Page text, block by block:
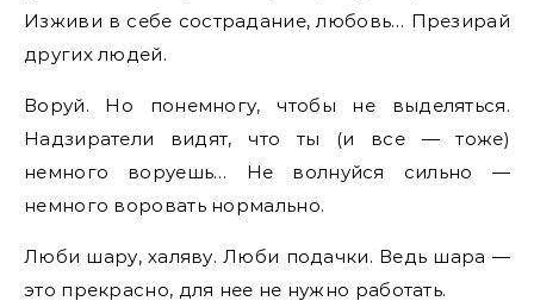
Изживи в себе сострадание, любовь… Презирай
других людей.
Воруй. Но понемногу, чтобы не выделяться.
Надзиратели видят, что ты (и все — тоже)
немного воруешь… Не волнуйся сильно —
немного воровать нормально.
Люби шару, халяву. Люби подачки. Ведь шара —
это прекрасно, для нее не нужно работать.